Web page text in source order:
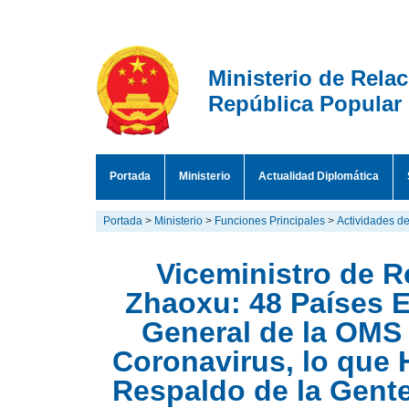
Ministerio de
República Popular
Portada Ministerio Actualidad Diplomática
Portada > Ministerio > Funciones Principales > Actividades
Viceministro de
Zhaoxu: 48 Países
General de la
Coronavirus, lo que
Respaldo de la